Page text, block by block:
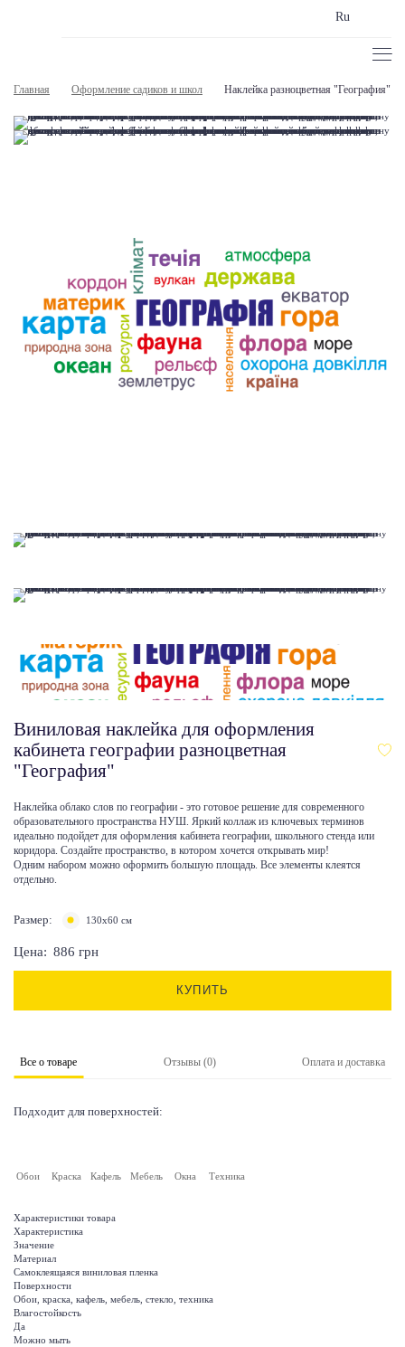
Ru
Главная Оформление садиков и школ Наклейка разноцветная "География"
Виниловая наклейка для оформления
кабинета географии разноцветная
"География"
Наклейка облако слов по географии - это готовое решение для современного
образовательного пространства НУШ. Яркий коллаж из ключевых терминов
идеально подойдет для оформления кабинета географии, школьного стенда или
коридора. Создайте пространство, в котором хочется открывать мир!
Одним набором можно оформить большую площадь. Все элементы клеятся
отдельно.
Размер: 130х60 см
Цена: 886 грн
КУПИТЬ
Все о товаре Отзывы (0) Оплата и доставка
Подходит для поверхностей:
Обои Краска Кафель Мебель Окна Техника
Характеристики товара
Характеристика
Значение
Материал
Самоклеящаяся виниловая пленка
Поверхности
Обои, краска, кафель, мебель, стекло, техника
Влагостойкость
Да
Можно мыть